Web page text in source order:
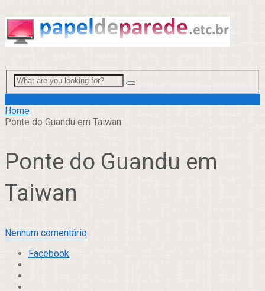
Home
Ponte do Guandu em Taiwan
Ponte do Guandu em
Taiwan
Nenhum comentário
Facebook